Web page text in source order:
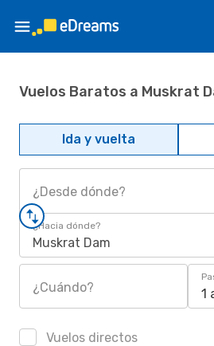
Vuelos Baratos a Muskrat
Ida y vuelta
¿Desde dónde?
¿Hacia dónde?
Muskrat Dam
¿Cuándo? 1
Vuelos directos